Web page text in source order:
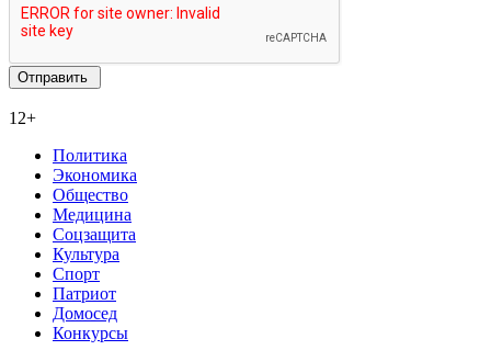
12+
Политика
Экономика
Общество
Медицина
Соцзащита
Культура
Спорт
Патриот
Домосед
Конкурсы